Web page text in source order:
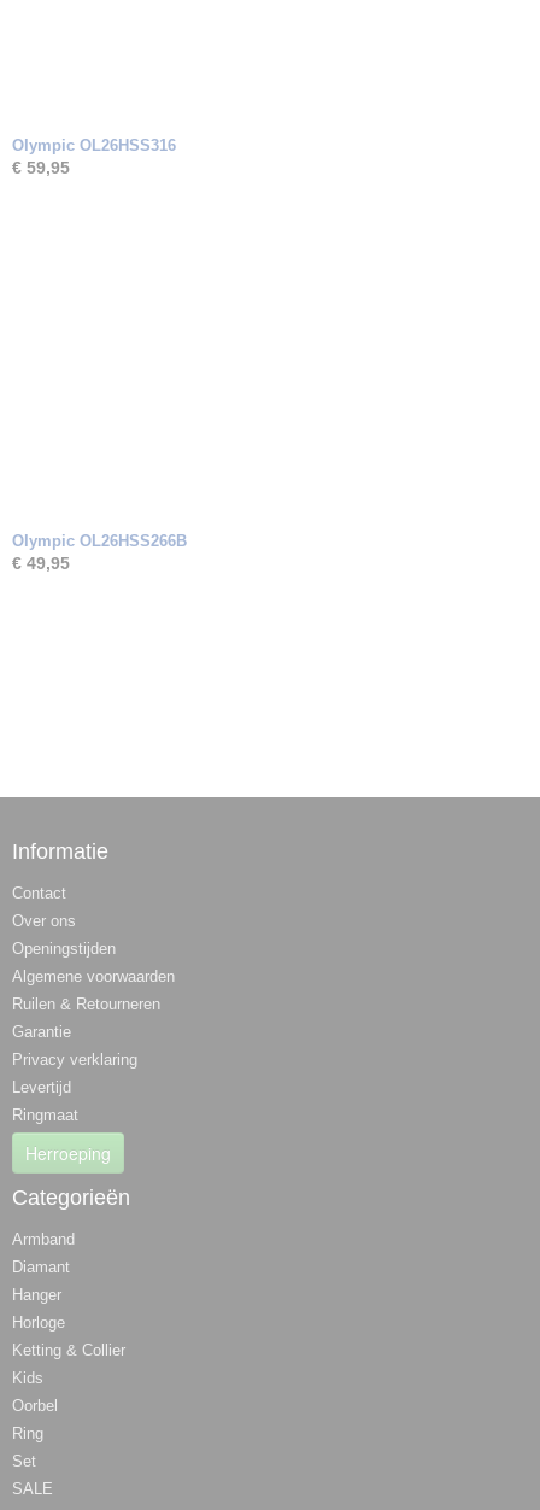
Olympic OL26HSS316
€ 59,95
Olympic OL26HSS266B
€ 49,95
Informatie
Contact
Over ons
Openingstijden
Algemene voorwaarden
Ruilen & Retourneren
Garantie
Privacy verklaring
Levertijd
Ringmaat
Herroeping
Categorieën
Armband
Diamant
Hanger
Horloge
Ketting & Collier
Kids
Oorbel
Ring
Set
SALE